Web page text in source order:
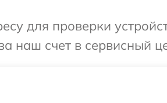
для проверки
наш счет в сервисный